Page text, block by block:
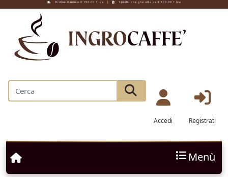
Ordine minimo € 150,00 + iva | Spedizione gratuita da € 500,00 + iva
Accedi Registrati
Menù